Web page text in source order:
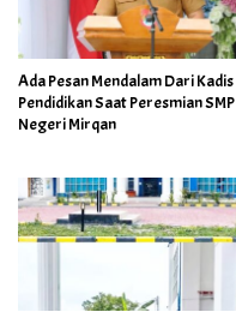
Ada Pesan Mendalam Dari Kadis
Pendidikan Saat Peresmian SMP
Negeri Mirqan